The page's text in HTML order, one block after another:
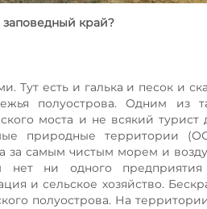
край?
Тут есть и галька и песок и
полуострова. Одним из
моста и не всякий турист
природные территории
за самым чистым морем и
ни одного
и сельское хозяйство.
полуострова. На